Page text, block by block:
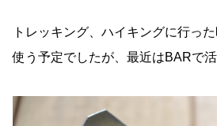
トレッキング、ハイキングに行っ
使う予定でしたが、最近はBARで活